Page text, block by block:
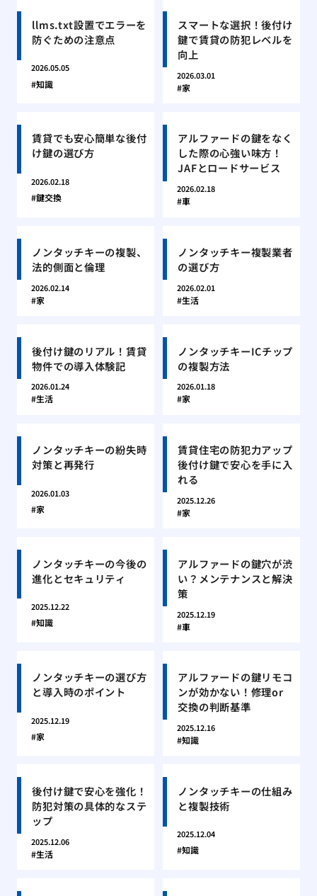
llms.txt設置でエラーを
防ぐための注意点
2026.05.05
知識
スマートな選択！後付け
鍵で賃貸の防犯レベルを
向上
2026.03.01
家
賃貸でも安心簡単な後付
け鍵の選び方
2026.02.18
鍵交換
アルファードの鍵をなく
した際の心強い味方！
JAFとロードサービス
2026.02.18
車
ノンタッチキーの複製、
法的側面と倫理
2026.02.14
家
ノンタッチキー複製業者
の選び方
2026.02.01
生活
後付け鍵のリアル！賃貸
物件での導入体験記
2026.01.24
生活
ノンタッチキーICチップ
の複製方法
2026.01.18
家
ノンタッチキーの紛失時
対策と再発行
2026.01.03
家
賃貸住宅の防犯力アップ
後付け鍵で安心を手に入
れる
2025.12.26
家
ノンタッチキーの今後の
進化とセキュリティ
2025.12.22
知識
アルファードの鍵穴が渋
い？メンテナンスと解決
策
2025.12.19
車
ノンタッチキーの選び方
と導入時のポイント
2025.12.19
家
アルファードの鍵リモコ
ンが効かない！修理or
交換の判断基準
2025.12.16
知識
後付け鍵で安心を強化！
防犯対策の具体的なステ
ップ
2025.12.06
生活
ノンタッチキーの仕組み
と複製技術
2025.12.04
知識